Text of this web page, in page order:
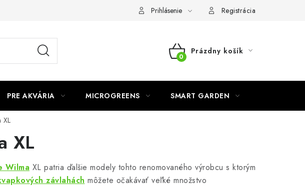
Podmienky o ochrane osobných údajov
Prihlásenie Registrácia
NÁKUPNÝ
Prázdny košík
PRE AKVÁRIA MICROGREENS SMART GARDEN
XL
XL
Wilma XL patria ďalšie modely tohto renomovaného výrobcu s ktorým
závlahách môžete očakávať veľké množstvo